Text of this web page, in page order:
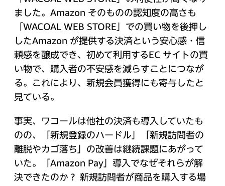
ました。Amazon そのものの認知度の高さも
「WACOAL WEB STORE」での買い物を後押し
したAmazon が提供する決済という安心感・信
頼感を醸成でき、初めて利用するEC サイトの買
い物で、購入者の不安感を減らすことにつなが
る。これにより、新規会員獲得にも寄与したと
見ている。
事実、ワコールは他社の決済も導入していたも
のの、「新規登録のハードル」「新規訪問者の
離脱やカゴ落ち」の改善は継続課題にあがって
いた。「Amazon Pay」導入でなぜそれらが解
決できたのか？ 新規訪問者が商品を購入する場